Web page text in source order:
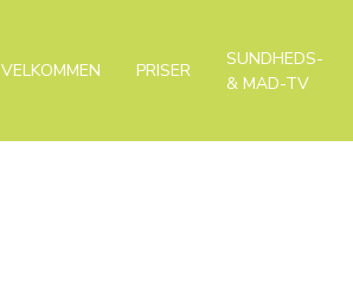
VELKOMMEN PRISER
SUNDHEDS-
& MAD-TV